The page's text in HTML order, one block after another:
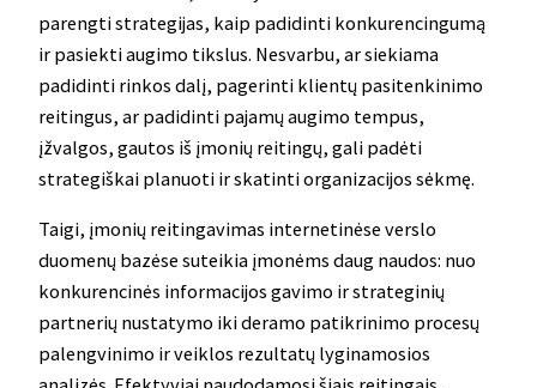
parengti strategijas, kaip padidinti konkurencingumą
ir pasiekti augimo tikslus. Nesvarbu, ar siekiama
padidinti rinkos dalį, pagerinti klientų pasitenkinimo
reitingus, ar padidinti pajamų augimo tempus,
įžvalgos, gautos iš įmonių reitingų, gali padėti
strategiškai planuoti ir skatinti organizacijos sėkmę.
Taigi, įmonių reitingavimas internetinėse verslo
duomenų bazėse suteikia įmonėms daug naudos: nuo
konkurencinės informacijos gavimo ir strateginių
partnerių nustatymo iki deramo patikrinimo procesų
palengvinimo ir veiklos rezultatų lyginamosios